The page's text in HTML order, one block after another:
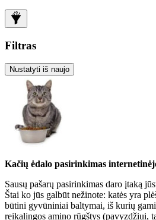
Filtras
Nustatyti iš naujo
Kačių ėdalo pasirinkimas
Sausų pašarų pasirinkimas daro įtaką
Štai ko jūs galbūt nežinote: katės yra
būtini gyvūniniai baltymai, iš kurių
reikalingos amino rūgštys (pavyzdžiui,